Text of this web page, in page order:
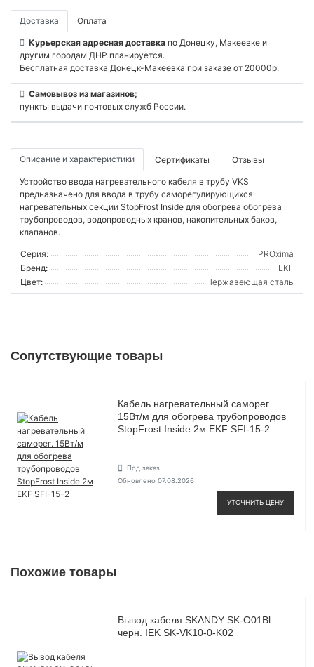
Доставка Оплата
Курьерская адресная доставка по Донецку, Макеевке и
другим городам ДНР планируется.
Бесплатная доставка Донецк-Макеевка при заказе от 20000р.
Самовывоз из магазинов;
пункты выдачи почтовых служб России.
Описание и характеристики Сертификаты Отзывы
Устройство ввода нагревательного кабеля в трубу VKS
предназначено для ввода в трубу саморегулирующихся
нагревательных секции StopFrost Inside для обогрева обогрева
трубопроводов, водопроводных кранов, накопительных баков,
клапанов.
Серия:
PROxima
Бренд:
EKF
Цвет:
Нержавеющая сталь
Сопутствующие товары
Кабель нагревательный саморег.
15Вт/м для обогрева трубопроводов
StopFrost Inside 2м EKF SFI-15-2
Под заказ
Обновлено 07.08.2026
УТОЧНИТЬ ЦЕНУ
Похожие товары
Вывод кабеля SKANDY SK-O01Bl
черн. IEK SK-VK10-0-K02